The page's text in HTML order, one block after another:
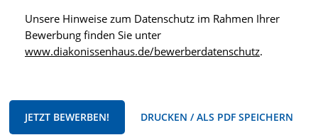
Unsere Hinweise zum Datenschutz im Rahmen Ihrer
Bewerbung finden Sie unter
www.diakonissenhaus.de/bewerberdatenschutz.
JETZT BEWERBEN! DRUCKEN / ALS PDF SPEICHERN